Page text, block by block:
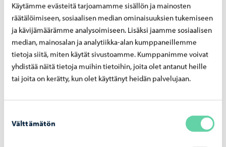
Käytämme evästeitä tarjoamamme sisällön ja mainosten
räätälöimiseen, sosiaalisen median ominaisuuksien tukemiseen
ja kävijämäärämme analysoimiseen. Lisäksi jaamme sosiaalisen
median, mainosalan ja analytiikka-alan kumppaneillemme
tietoja siitä, miten käytät sivustoamme. Kumppanimme voivat
yhdistää näitä tietoja muihin tietoihin, joita olet antanut heille
tai joita on kerätty, kun olet käyttänyt heidän palvelujaan.
valinta
Välttämätön
Asuminen ja ympäristö -09.06.2026